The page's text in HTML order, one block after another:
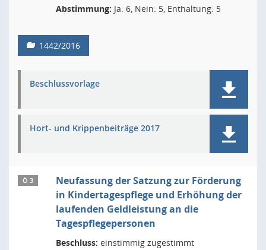
Abstimmung: Ja: 6, Nein: 5, Enthaltung: 5
1442/2016
Beschlussvorlage
Hort- und Krippenbeiträge 2017
Ö 3
Neufassung der Satzung zur Förderung
in Kindertagespflege und Erhöhung der
laufenden Geldleistung an die
Tagespflegepersonen
Beschluss: einstimmig zugestimmt